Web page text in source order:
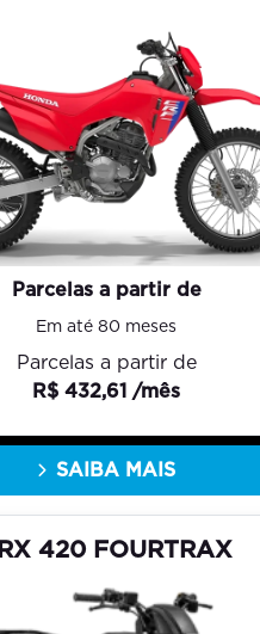
Parcelas a partir de
Em até 80 meses
Parcelas a partir de
R$ 432,61 /mês
SAIBA MAIS
420 FOURTRAX